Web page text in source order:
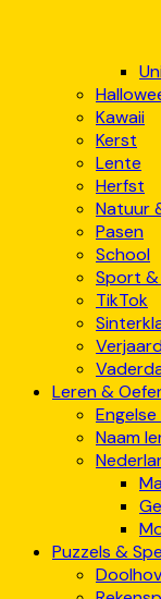
Kawaii
Kerst
Lente
Herfst
Natuur
Pasen
School
Sport
TikTok
Leren &
Naam
Puzzels &